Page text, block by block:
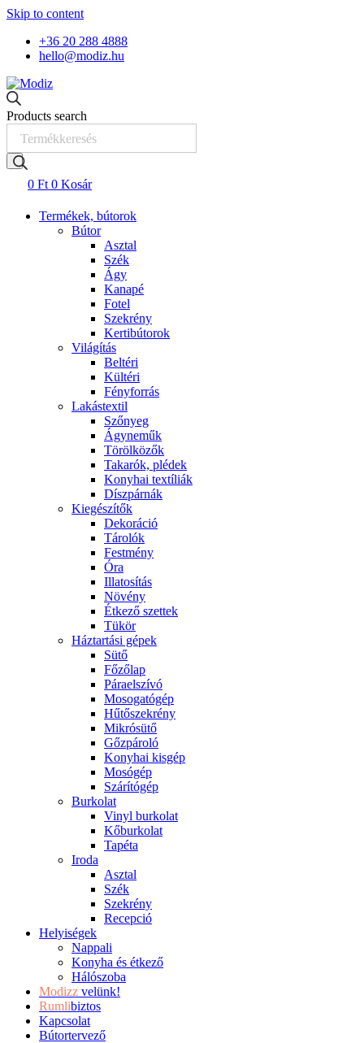
Skip to content
+36 20 288 4888
hello@modiz.hu
Products search
0 Ft 0 Kosár
Termékek, bútorok
Bútor
Asztal
Szék
Ágy
Kanapé
Fotel
Szekrény
Kertibútorok
Világítás
Beltéri
Kültéri
Fényforrás
Lakástextil
Szőnyeg
Ágyneműk
Törölközők
Takarók, plédek
Konyhai textíliák
Díszpárnák
Kiegészítők
Dekoráció
Tárolók
Festmény
Óra
Illatosítás
Növény
Étkező szettek
Tükör
Háztartási gépek
Sütő
Főzőlap
Páraelszívó
Mosogatógép
Hűtőszekrény
Mikrósütő
Gőzpároló
Konyhai kisgép
Mosógép
Szárítógép
Burkolat
Vinyl burkolat
Kőburkolat
Tapéta
Iroda
Asztal
Szék
Szekrény
Recepció
Helyiségek
Nappali
Konyha és étkező
Hálószoba
Modizz velünk!
Rumlibiztos
Kapcsolat
Bútortervező